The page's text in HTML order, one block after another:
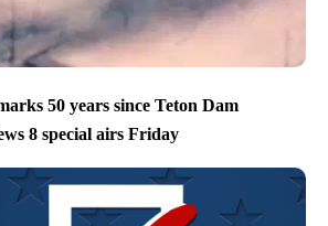
50 years since Teton Dam
8 special airs Friday